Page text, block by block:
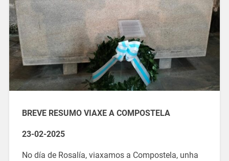
BREVE RESUMO VIAXE A COMPOSTELA
23-02-2025
No día de Rosalía, viaxamos a Compostela, unha